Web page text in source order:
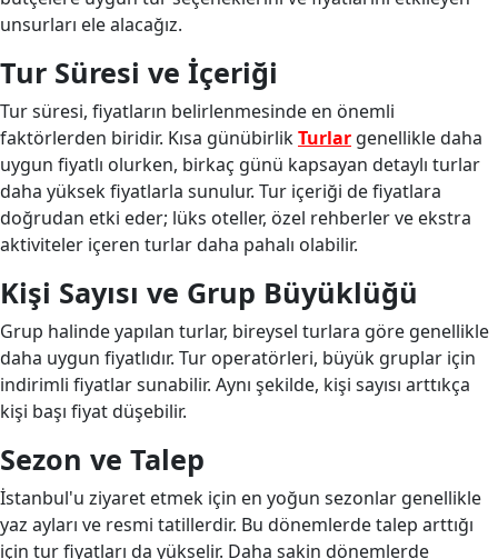
unsurları ele alacağız.
Tur Süresi ve İçeriği
Tur süresi, fiyatların belirlenmesinde en önemli
faktörlerden biridir. Kısa günübirlikTurlar genellikle daha
uygun fiyatlı olurken, birkaç günü kapsayan detaylı turlar
daha yüksek fiyatlarla sunulur. Tur içeriği de fiyatlara
doğrudan etki eder; lüks oteller, özel rehberler ve ekstra
aktiviteler içeren turlar daha pahalı olabilir.
Kişi Sayısı ve Grup Büyüklüğü
Grup halinde yapılan turlar, bireysel turlara göre genellikle
daha uygun fiyatlıdır. Tur operatörleri, büyük gruplar için
indirimli fiyatlar sunabilir. Aynı şekilde, kişi sayısı arttıkça
kişi başı fiyat düşebilir.
Sezon ve Talep
İstanbul'u ziyaret etmek için en yoğun sezonlar genellikle
yaz ayları ve resmi tatillerdir. Bu dönemlerde talep arttığı
için tur fiyatları da yükselir. Daha sakin dönemlerde